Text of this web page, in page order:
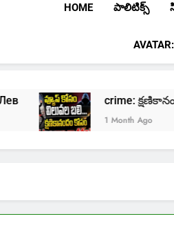
HOME పాలిటిక్స్
crime: క్షణికానందం
1 Month Ago